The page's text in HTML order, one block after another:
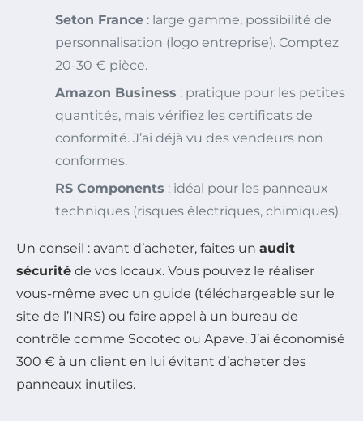
Seton France : large gamme, possibilité de
personnalisation (logo entreprise). Comptez
20-30 € pièce.
Amazon Business : pratique pour les petites
quantités, mais vérifiez les certificats de
conformité. J’ai déjà vu des vendeurs non
conformes.
RS Components : idéal pour les panneaux
techniques (risques électriques, chimiques).
Un conseil : avant d’acheter, faites un audit
sécurité de vos locaux. Vous pouvez le réaliser
vous-même avec un guide (téléchargeable sur le
site de l’INRS) ou faire appel à un bureau de
contrôle comme Socotec ou Apave. J’ai économisé
300 € à un client en lui évitant d’acheter des
panneaux inutiles.